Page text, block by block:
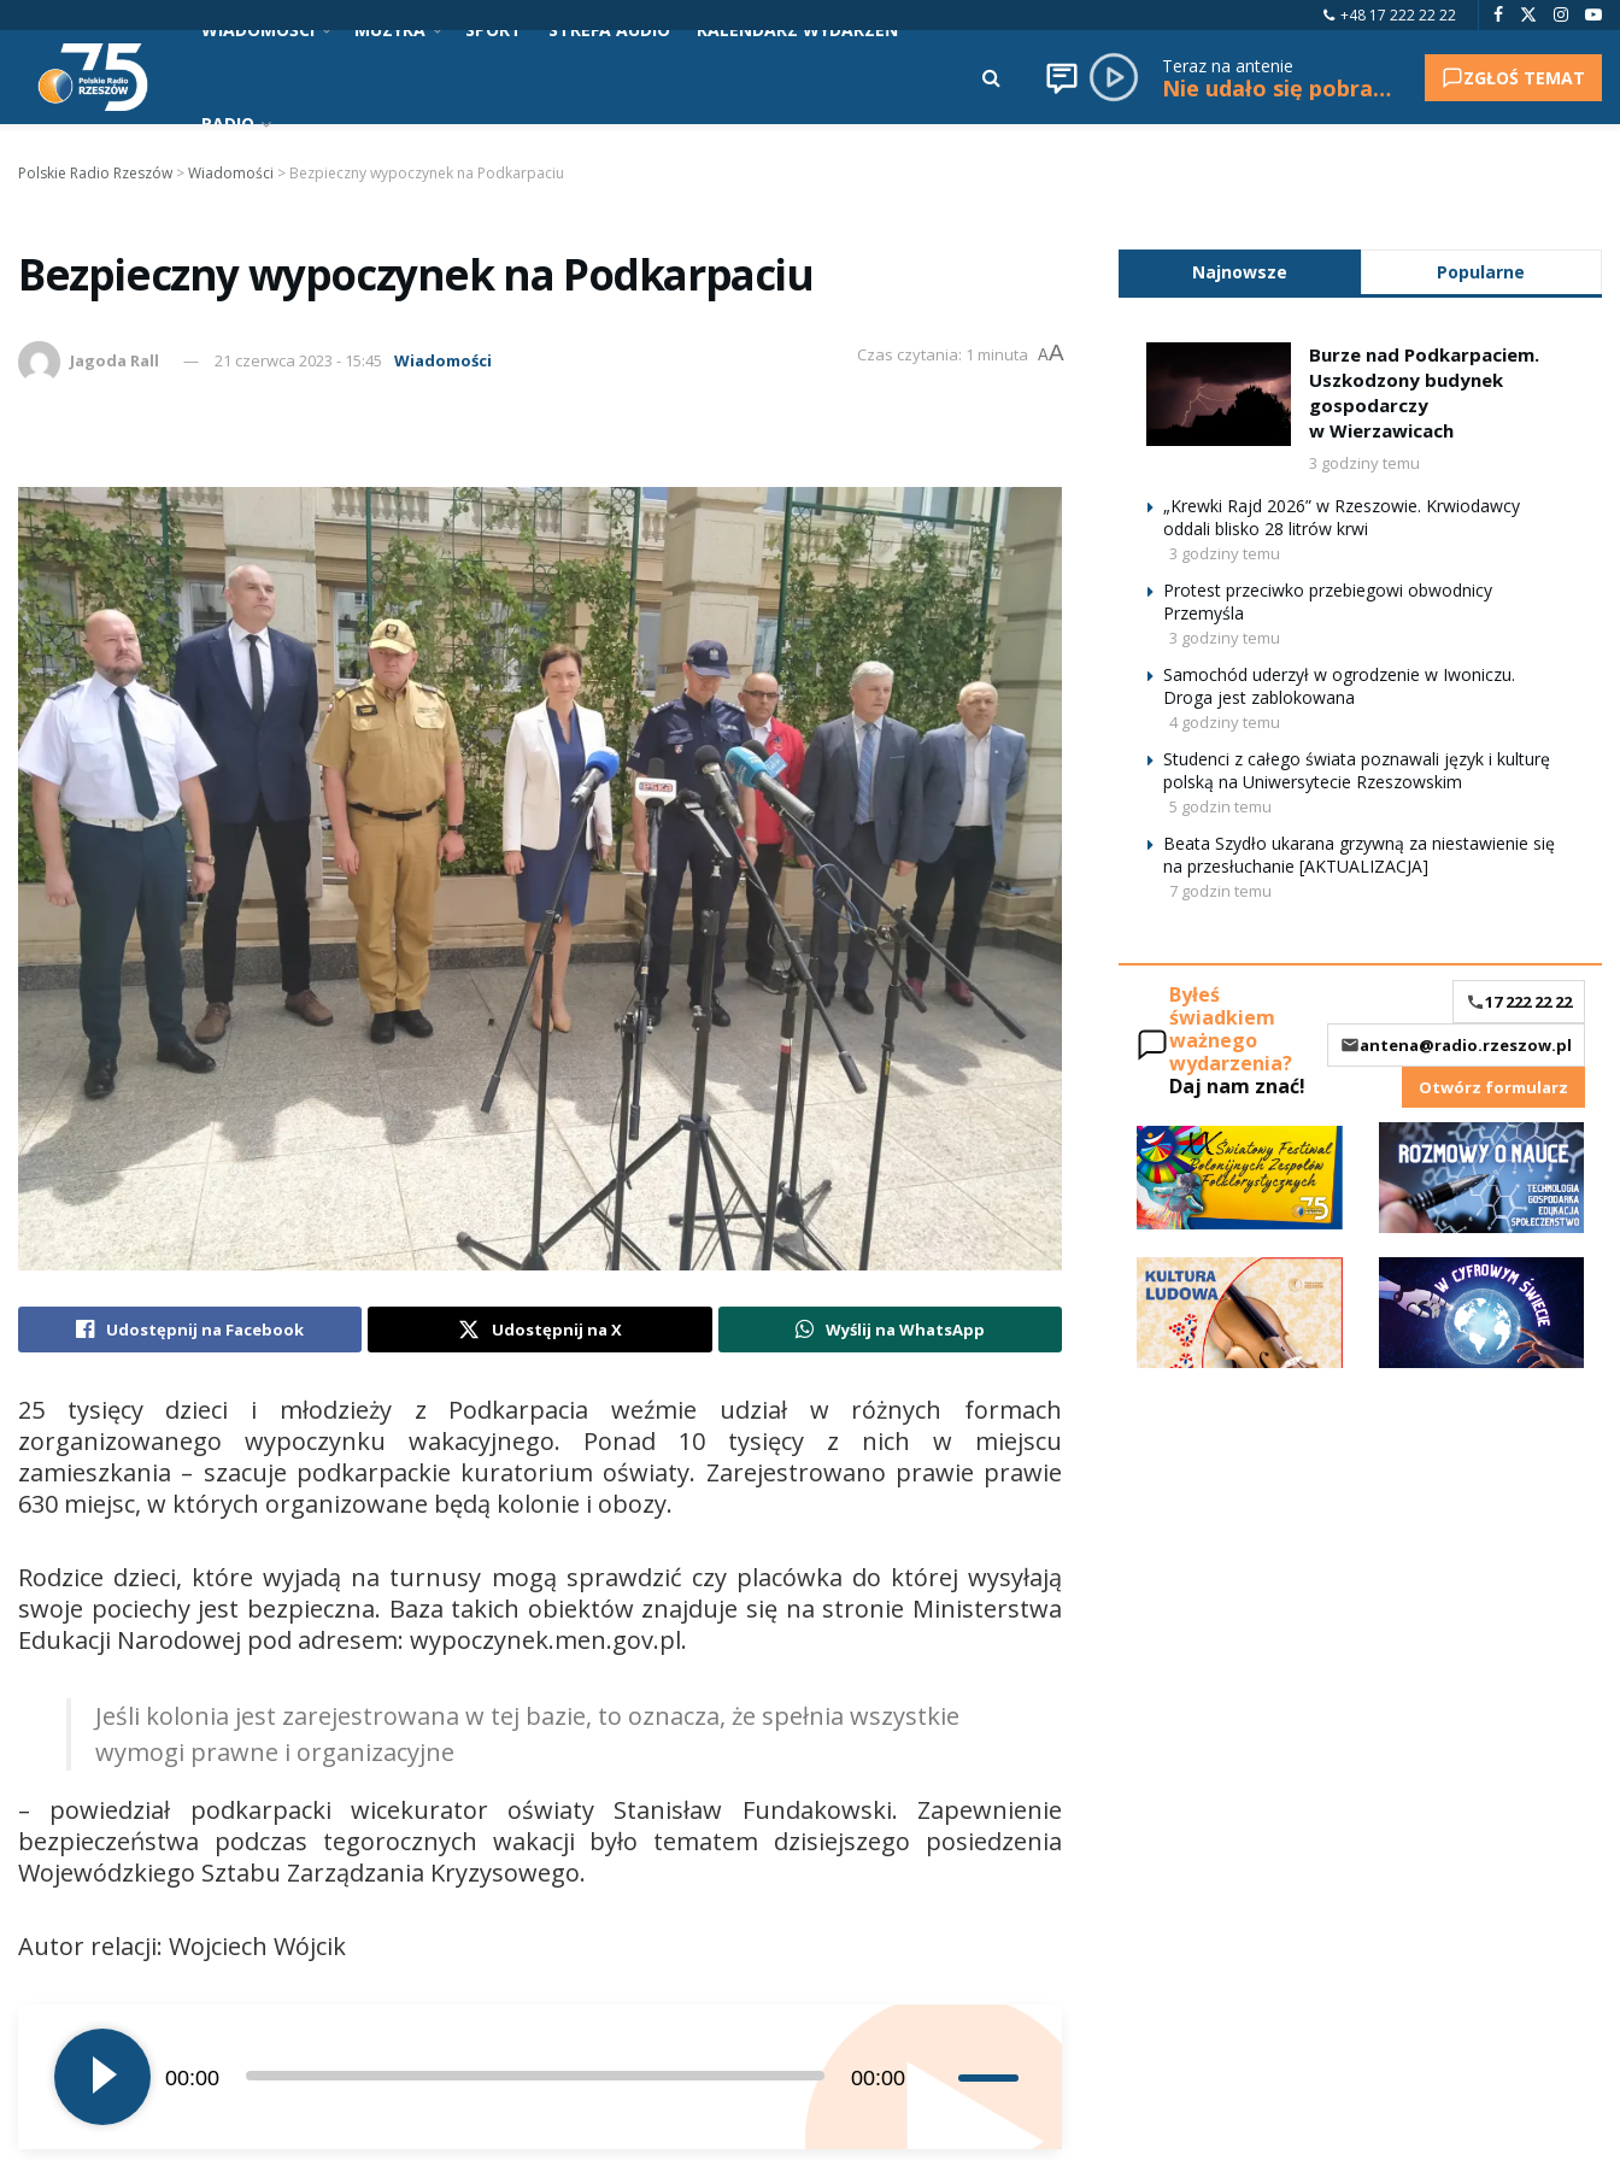
+48 17 222 22 22
WIADOMOŚCI MUZYKA SPORT STREFA AUDIO KALENDARZ WYDARZEŃ
RADIO
Teraz na antenie
Nie udało się pobrać tytułu. ZGŁOŚ TEMAT
Polskie Radio Rzeszów >Wiadomości > Bezpieczny wypoczynek na Podkarpaciu
Bezpieczny wypoczynek na Podkarpaciu
Jagoda Rall 21 czerwca 2023 - 15:45 Wiadomości Czas czytania: 1 minuta AA
Udostępnij na Facebook Udostępnij na X Wyślij na WhatsApp
25 tysięcy dzieci i młodzieży z Podkarpacia weźmie udział w różnych formach
zorganizowanego wypoczynku wakacyjnego. Ponad 10 tysięcy z nich w miejscu
zamieszkania – szacuje podkarpackie kuratorium oświaty. Zarejestrowano prawie prawie
630 miejsc, w których organizowane będą kolonie i obozy.
Rodzice dzieci, które wyjadą na turnusy mogą sprawdzić czy placówka do której wysyłają
swoje pociechy jest bezpieczna. Baza takich obiektów znajduje się na stronie Ministerstwa
Edukacji Narodowej pod adresem: wypoczynek.men.gov.pl.
Jeśli kolonia jest zarejestrowana w tej bazie, to oznacza, że spełnia wszystkie
wymogi prawne i organizacyjne
– powiedział podkarpacki wicekurator oświaty Stanisław Fundakowski. Zapewnienie
bezpieczeństwa podczas tegorocznych wakacji było tematem dzisiejszego posiedzenia
Wojewódzkiego Sztabu Zarządzania Kryzysowego.
Autor relacji: Wojciech Wójcik
plików
dźwiękowych
00:00 00:00
strzałek
Najnowsze Popularne
Burze nad Podkarpaciem.
Uszkodzony budynek
gospodarczy
w Wierzawicach
3 godziny temu
„Krewki Rajd 2026” w Rzeszowie. Krwiodawcy
oddali blisko 28 litrów krwi
3 godziny temu
Protest przeciwko przebiegowi obwodnicy
Przemyśla
3 godziny temu
Samochód uderzył w ogrodzenie w Iwoniczu.
Droga jest zablokowana
4 godziny temu
Studenci z całego świata poznawali język i kulturę
polską na Uniwersytecie Rzeszowskim
5 godzin temu
Beata Szydło ukarana grzywną za niestawienie się
na przesłuchanie [AKTUALIZACJA]
7 godzin temu
Byłeś
świadkiem
ważnego
wydarzenia?
Daj nam znać!
17 222 22 22
antena@radio.rzeszow.pl
Otwórz formularz